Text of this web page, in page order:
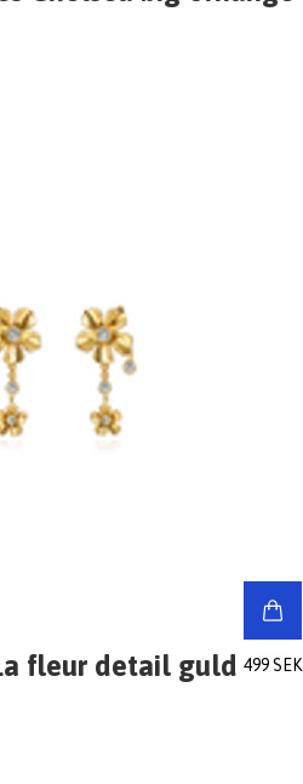
fleur detail guld 499 SEK